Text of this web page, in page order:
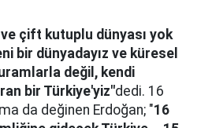
çift kutuplu dünyası yok
bir dünyadayız ve küresel
değil, kendi
bir Türkiye'yiz"dedi. 16
da değinen Erdoğan; "16